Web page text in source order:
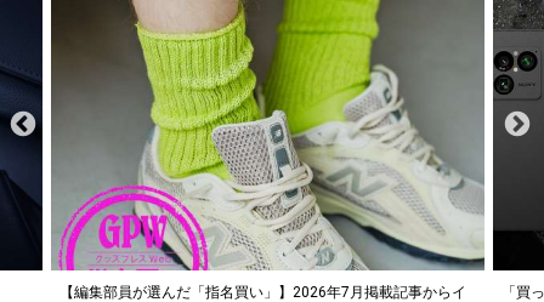
「買って損なし」の極上スマホ5選【GoodsPress 2026上半期
薄着